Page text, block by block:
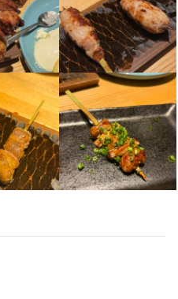
の知識
リキュール・スピリッツの知識
メニュー開発
したい方
仕入れ・食材の目利き
ー開発 仕入れ・食材の目利き